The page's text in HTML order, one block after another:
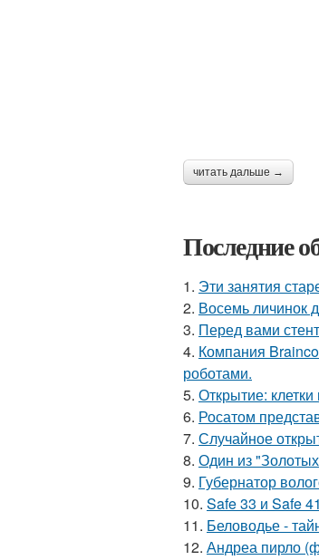
читать дальше →
Последние
1. Эти занятия
2. Восемь личинок
3. Перед вами
4. Компания
роботами.
5. Открытие:
6. Росатом
7. Случайное
8. Один из
9. Губернатор
10. Safe 33 и Safe
11. Беловодье -
12. Андреа пирло